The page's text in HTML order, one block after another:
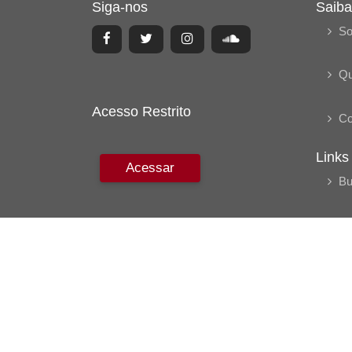
Siga-nos
Acesso Restrito
Acessar